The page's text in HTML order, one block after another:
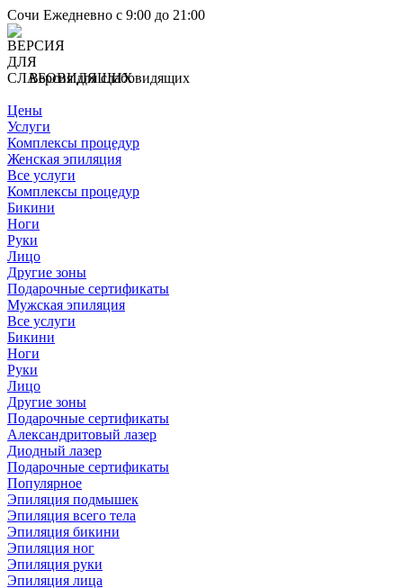
Сочи Ежедневно с 9:00 до 21:00
Версия для слабовидящих
Цены
Услуги
Комплексы процедур
Женская эпиляция
Все услуги
Комплексы процедур
Бикини
Ноги
Руки
Лицо
Другие зоны
Подарочные сертификаты
Мужская эпиляция
Все услуги
Бикини
Ноги
Руки
Лицо
Другие зоны
Подарочные сертификаты
Александритовый лазер
Диодный лазер
Подарочные сертификаты
Популярное
Эпиляция подмышек
Эпиляция всего тела
Эпиляция бикини
Эпиляция ног
Эпиляция руки
Эпиляция лица